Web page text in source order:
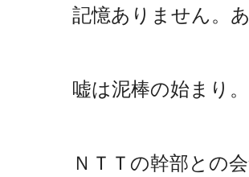
記憶ありません。
嘘は泥棒の始まり
ＮＴＴの幹部との